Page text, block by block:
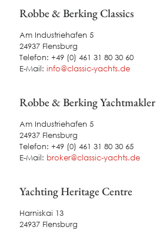
Robbe & Berking Classics
Am Industriehafen 5
24937 Flensburg
Telefon: +49 (0) 461 31 80 30 60
E-Mail: info@classic-yachts.de
Robbe & Berking Yachtmakler
Am Industriehafen 5
24937 Flensburg
Telefon: +49 (0) 461 31 80 30 65
E-Mail: broker@classic-yachts.de
Yachting Heritage Centre
Harniskai 13
24937 Flensburg